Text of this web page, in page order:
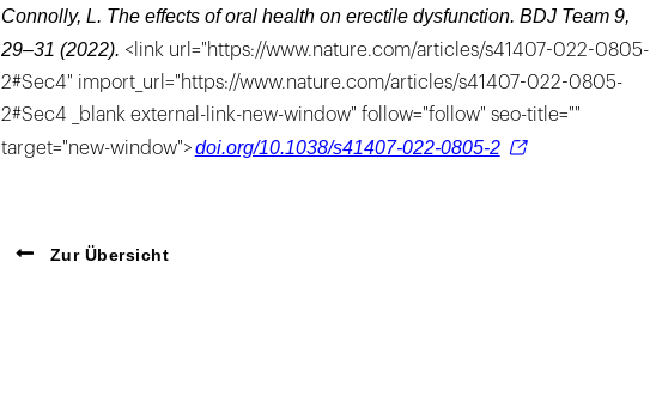
Connolly, L. The effects of oral health on erectile dysfunction. BDJ Team 9,
29–31 (2022). <link url="https://www.nature.com/articles/s41407-022-0805-
2#Sec4" import_url="https://www.nature.com/articles/s41407-022-0805-
2#Sec4 _blank external-link-new-window" follow="follow" seo-title=""
target="new-window">doi.org/10.1038/s41407-022-0805-2
Zur Übersicht